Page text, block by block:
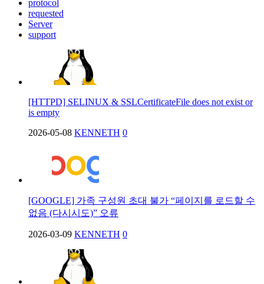
protocol
requested
Server
support
[HTTPD] SELINUX & SSLCertificateFile does not exist or
is empty
2026-05-08 KENNETH 0
[GOOGLE] 가족 구성원 초대 불가 “페이지를 로드할 수
없음 (다시시도)” 오류
2026-03-09 KENNETH 0